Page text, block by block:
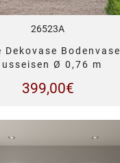
26523A
Dekovase Bodenvase
Ø 0,76 m
399,00€